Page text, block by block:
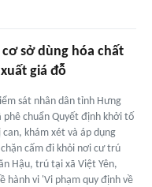
sở dùng hóa chất
giá đỗ
sát nhân dân tỉnh Hưng
phê chuẩn Quyết định khởi tố
khám xét và áp dụng
cấm đi khỏi nơi cư trú
Hậu, trú tại xã Việt Yên,
hành vi 'Vi phạm quy định về